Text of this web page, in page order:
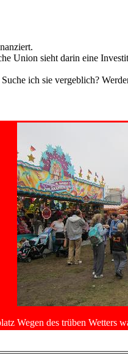
Union sieht darin eine
ich sie vergeblich?
Wegen des trüben Wetters